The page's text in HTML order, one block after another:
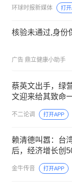
环球时报新媒体 打
核验未通过,身份
广告 鼎立健康小助手
蔡英文出手，绿
文迎来给其致命
不二论调 打开APP
赖清德叫嚣：台
后，经济增长创
金牛传音 打开APP